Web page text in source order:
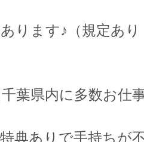
ります♪（規定あり
葉県内に多数お仕
典ありで手持ちが